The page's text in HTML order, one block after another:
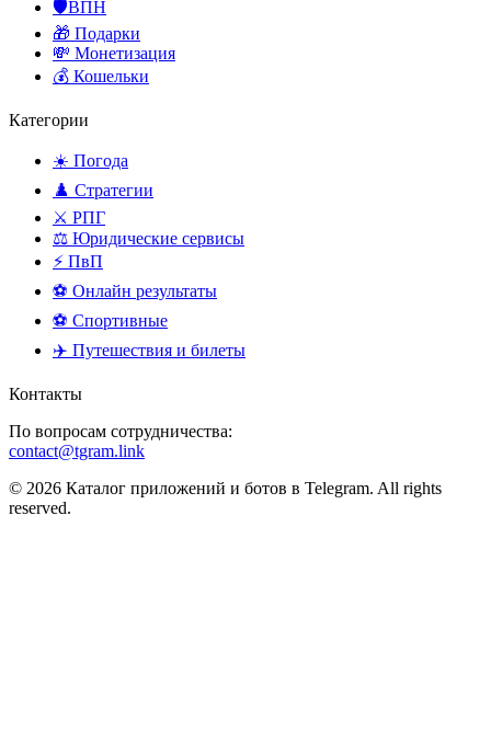
🛡️ВПН
🎁 Подарки
💸 Монетизация
💰 Кошельки
Категории
☀️ Погода
♟️ Стратегии
⚔️ РПГ
⚖️ Юридические сервисы
⚡ ПвП
⚽ Онлайн результаты
⚽ Спортивные
✈️ Путешествия и билеты
Контакты
По вопросам сотрудничества:
contact@tgram.link
© 2026 Каталог приложений и ботов в Telegram. All rights
reserved.